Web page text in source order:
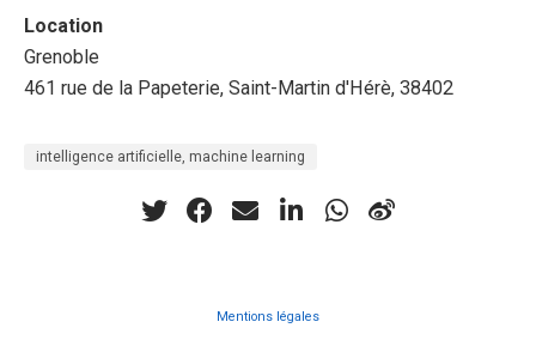
Location
Grenoble
461 rue de la Papeterie, Saint-Martin d'Hérè, 38402
intelligence artificielle, machine learning
Mentions légales